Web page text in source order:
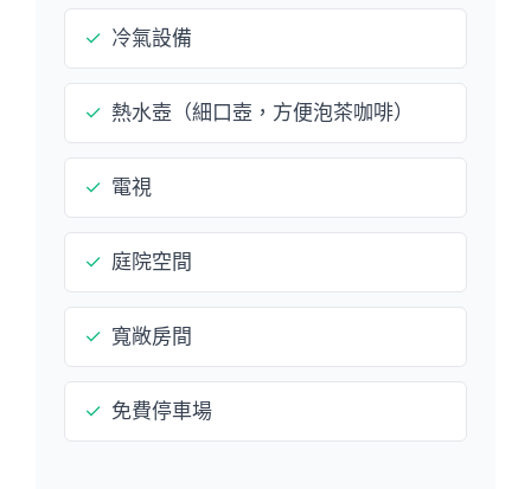
✓ 冷氣設備
✓ 熱水壺（細口壺，方便泡茶咖啡）
✓ 電視
✓ 庭院空間
✓ 寬敞房間
✓ 免費停車場